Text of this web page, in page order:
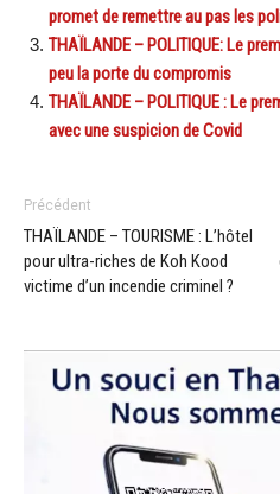
promet de remettre au pas les
THAÏLANDE – POLITIQUE: Le
peu la porte du compromis
THAÏLANDE – POLITIQUE : Le
avec une suspicion de Covid
Précédent
THAÏLANDE – TOURISME : L’hôtel
pour ultra-riches de Koh Kood
victime d’un incendie criminel ?